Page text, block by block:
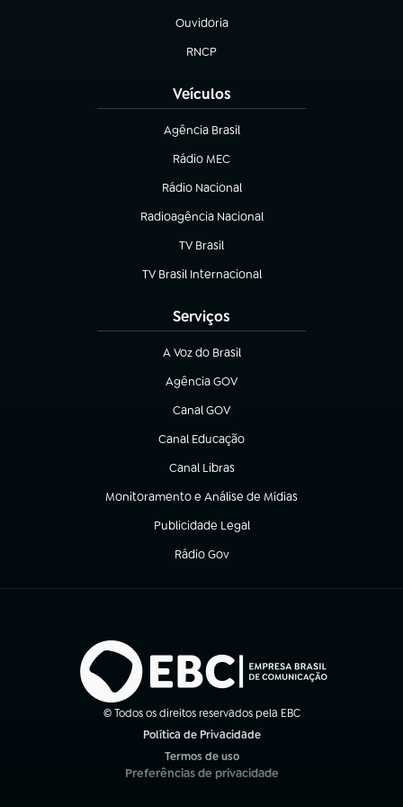
Ouvidoria
(abre em nova aba)
RNCP
(abre em nova aba)
Veículos
Agência Brasil
(abre em nova aba)
Rádio MEC
(abre em nova aba)
Rádio Nacional
Radioagência Nacional
(abre em nova aba)
TV Brasil
(abre em nova aba)
TV Brasil Internacional
(abre em nova aba)
Serviços
A Voz do Brasil
(abre em nova aba)
Agência GOV
(abre em nova aba)
Canal GOV
(abre em nova aba)
Canal Educação
(abre em nova aba)
Canal Libras
(abre em nova aba)
Monitoramento e Análise de Mídias
(abre em nova aba)
Publicidade Legal
(abre em nova aba)
Rádio Gov
(abre em nova aba)
© Todos os direitos reservados pela EBC
Política de Privacidade
Termos de uso
(abre em nova aba)
Preferências de privacidade